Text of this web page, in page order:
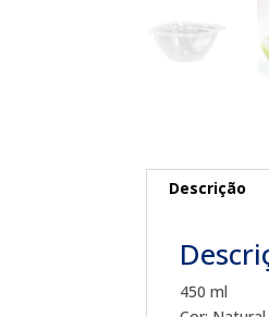
Descrição
450 ml